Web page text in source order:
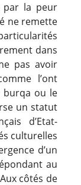
par la peur
ne remette
dans
pas avoir
l’ont
burqa ou le
un statut
d’Etat-
culturelles
d’un
au
côtés de